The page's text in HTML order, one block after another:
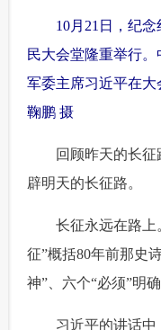
10月21日，纪念
民大会堂隆重举行
军委主席习近平在
鞠鹏 摄
回顾昨天的长征
辟明天的长征路。
长征永远在路上
征”概括80年前那史
神”、六个“必须”明
习近平的讲话中，